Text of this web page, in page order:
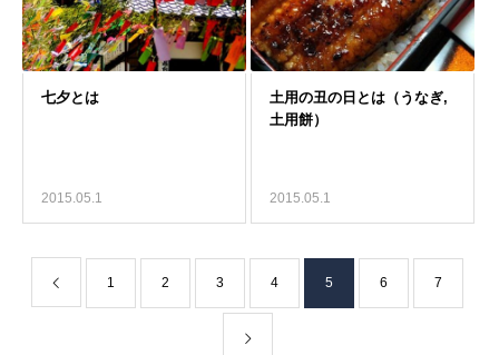
2015.05.1 2015.05.1
1 2 3 4 5 6 7